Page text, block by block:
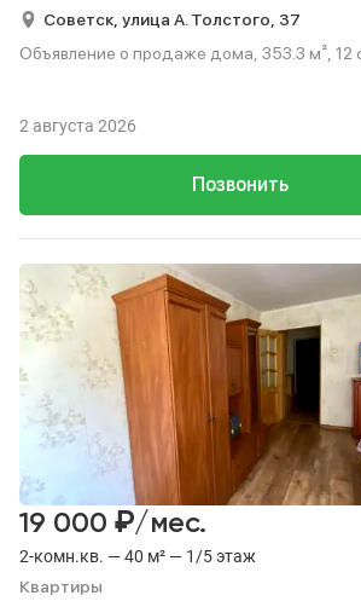
Советск, улица А. Толстого, 37
Объявление о продаже дома, 353.3 м², 12
Позвонить
2 августа 2026
2-комн.кв. — 40 м² — 1/5 этаж
Квартиры
19 000 ₽/мес.